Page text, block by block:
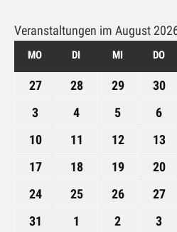
Veranstaltungen im August
MO MONTAG
DI DIENSTAG
MI MITTWOCH
DO
2727.
2828.
2929.
3030.
3
August
4
August
5
August
6
1010.
August
11
August
1212.
August
1313.
1717.
August
1818.
August
1919.
August
2020.
2424.
August
2525.
August
2626.
August
2727.
31 1 2 3